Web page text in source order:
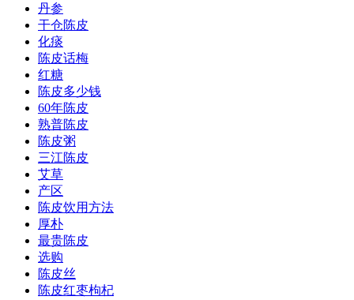
丹参
干仓陈皮
化痰
陈皮话梅
红糖
陈皮多少钱
60年陈皮
熟普陈皮
陈皮粥
三江陈皮
艾草
产区
陈皮饮用方法
厚朴
最贵陈皮
选购
陈皮丝
陈皮红枣枸杞